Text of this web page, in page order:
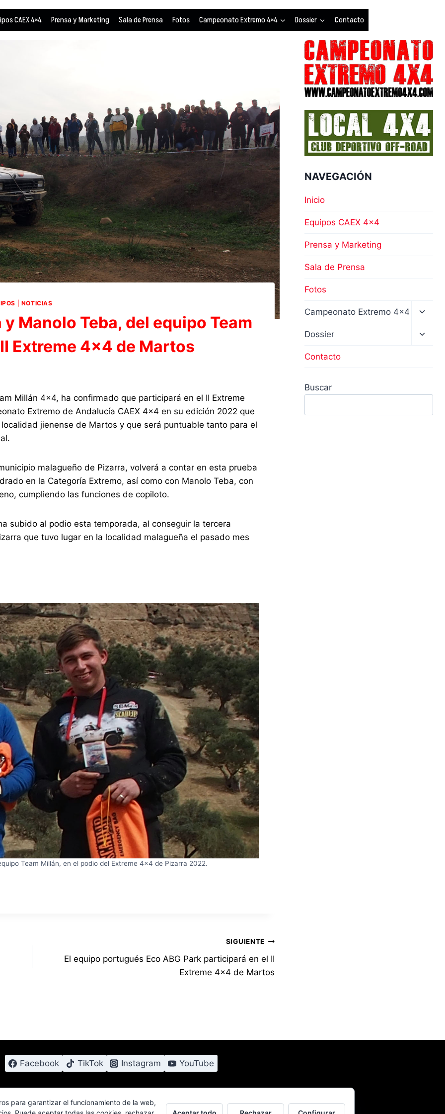
CAEX 4×4 Prensa y Marketing Sala de Prensa Fotos Campeonato Extremo 4×4 Dossier Contacto
NOTICIAS
Manolo Teba, del equipo Team
Extreme 4×4 de Martos
Millán 4×4, ha confirmado que participará en el II Extreme
Extremo de Andalucía CAEX 4×4 en su edición 2022 que
jienense de Martos y que será puntuable tanto para el
malagueño de Pizarra, volverá a contar en esta prueba
en la Categoría Extremo, así como con Manolo Teba, con
cumpliendo las funciones de copiloto.
subido al podio esta temporada, al conseguir la tercera
que tuvo lugar en la localidad malagueña el pasado mes
Team Millán, en el podio del Extreme 4×4 de Pizarra 2022.
SIGUIENTE
El equipo portugués Eco ABG Park participará en el II
Extreme 4×4 de Martos
NAVEGACIÓN
Inicio
Equipos CAEX 4×4
Prensa y Marketing
Sala de Prensa
Fotos
Campeonato Extremo 4×4
hijo
Dossier
Contacto
Buscar
Facebook TikTok Instagram YouTube
para garantizar el funcionamiento de la web,